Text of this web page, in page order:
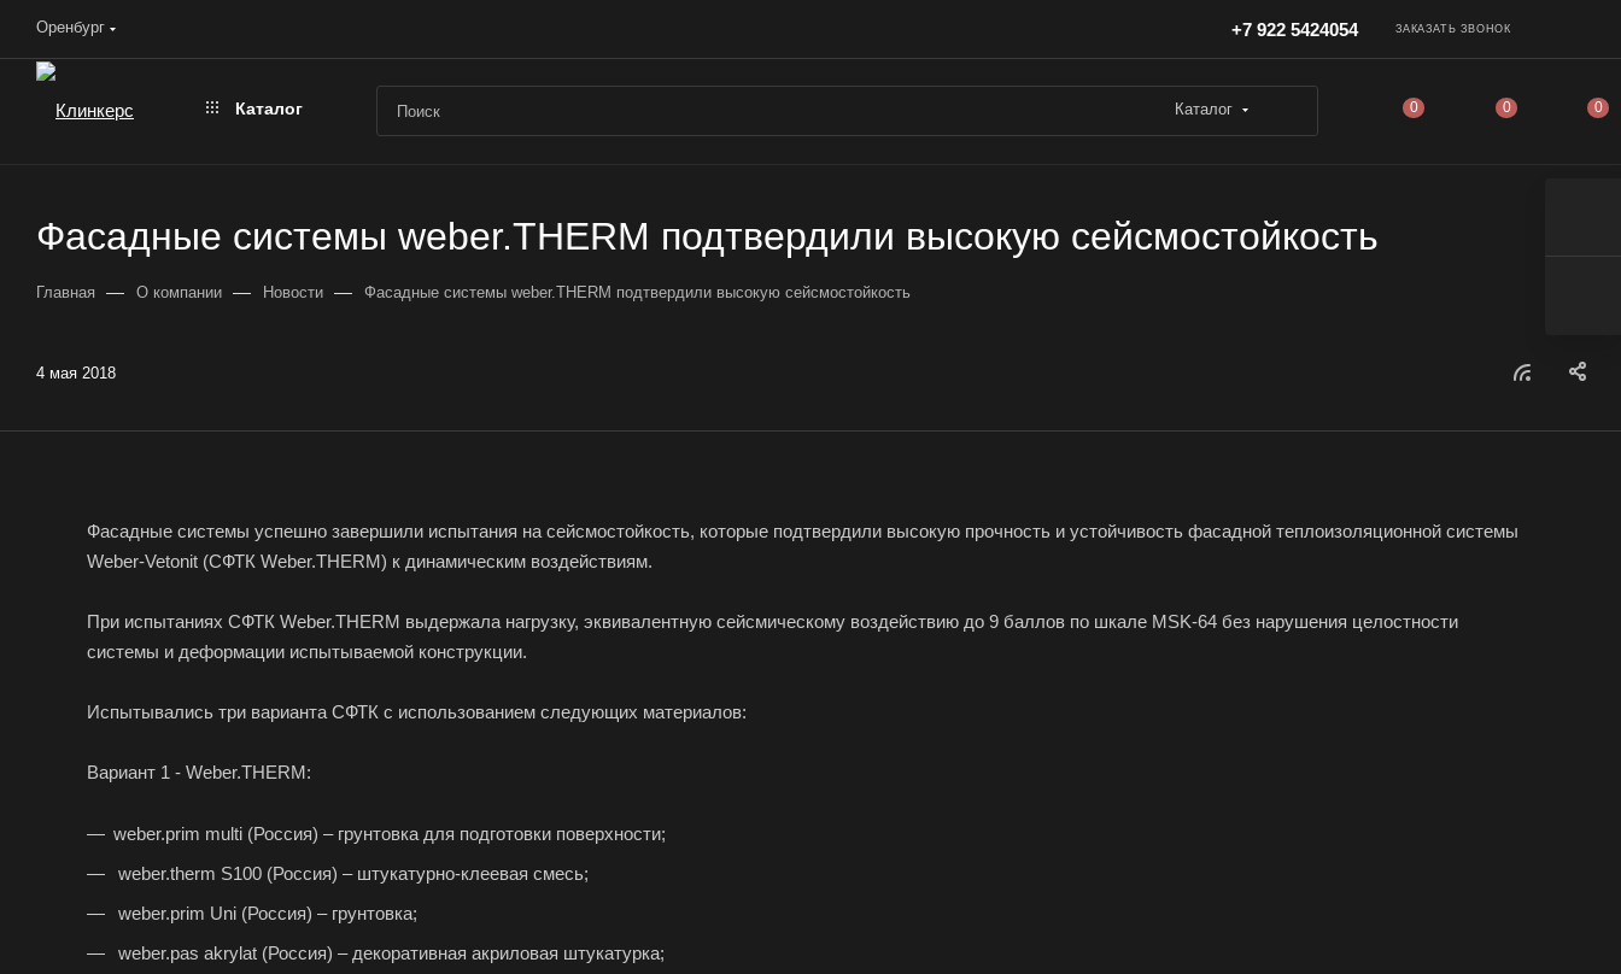
Оренбург +7 922 5424054 ЗАКАЗАТЬ ЗВОНОК
Каталог Каталог 0 0 0
Фасадные системы weber.THERM подтвердили высокую сейсмостойкость
Главная — О компании — Новости — Фасадные системы weber.THERM подтвердили высокую сейсмостойкость
4 мая 2018
Фасадные системы успешно завершили испытания на сейсмостойкость, которые подтвердили высокую прочность и устойчивость фасадной теплоизоляционной системы
Weber-Vetonit (СФТК Weber.THERM) к динамическим воздействиям.
При испытаниях СФТК Weber.THERM выдержала нагрузку, эквивалентную сейсмическому воздействию до 9 баллов по шкале MSK-64 без нарушения целостности
системы и деформации испытываемой конструкции.
Испытывались три варианта СФТК с использованием следующих материалов:
Вариант 1 - Weber.THERM:
weber.prim multi (Россия) – грунтовка для подготовки поверхности;
weber.therm S100 (Россия) – штукатурно-клеевая смесь;
weber.prim Uni (Россия) – грунтовка;
weber.pas akrylat (Россия) – декоративная акриловая штукатурка;